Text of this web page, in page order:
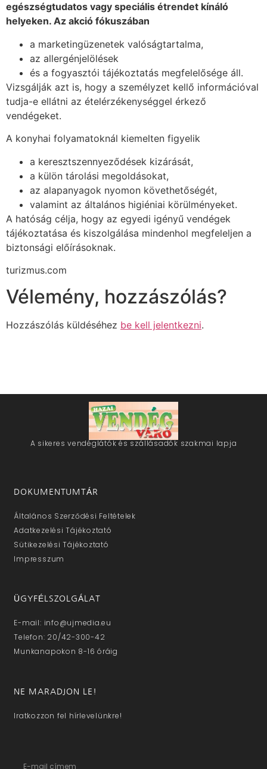
egészségtudatos vagy speciális étrendet kínáló
helyeken. Az akció fókuszában
a marketingüzenetek valóságtartalma,
az allergénjelölések
és a fogyasztói tájékoztatás megfelelősége áll.
Vizsgálják azt is, hogy a személyzet kellő információval
tudja-e ellátni az ételérzékenységgel érkező
vendégeket.
A konyhai folyamatoknál kiemelten figyelik
a keresztszennyeződések kizárását,
a külön tárolási megoldásokat,
az alapanyagok nyomon követhetőségét,
valamint az általános higiéniai körülményeket.
A hatóság célja, hogy az egyedi igényű vendégek
tájékoztatása és kiszolgálása mindenhol megfeleljen a
biztonsági előírásoknak.
turizmus.com
Vélemény, hozzászólás?
Hozzászólás küldéséhez be kell jelentkezni.
A sikeres vendéglátók és szállásadók szakmai lapja
DOKUMENTUMTÁR
Általános Szerződési Feltételek
Adatkezelési Tájékoztató
Sütikezelési Tájékoztató
Impresszum
ÜGYFÉLSZOLGÁLAT
E-mail: info@ujmedia.eu
Telefon: 20/42-300-42
Munkanapokon 8-16 óráig
NE MARADJON LE!
Iratkozzon fel hírlevelünkre!